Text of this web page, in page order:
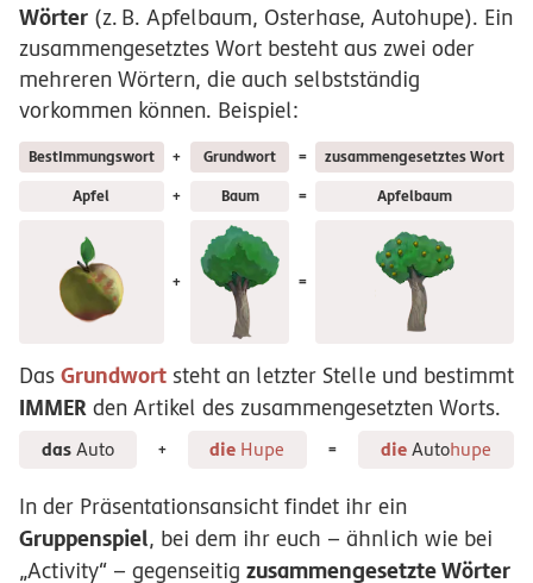
Wörter (z. B. Apfelbaum, Osterhase, Autohupe). Ein
zusammengesetztes Wort besteht aus zwei oder
mehreren Wörtern, die auch selbstständig
vorkommen können. Beispiel:
Bestimmungswort + Grundwort = zusammengesetztes Wort
Apfel + Baum = Apfelbaum
+ =
Das Grundwort steht an letzter Stelle und bestimmt
IMMER den Artikel des zusammengesetzten Worts.
dasAuto + die Hupe = die Autohupe
In der Präsentationsansicht findet ihr ein
Gruppenspiel, bei dem ihr euch – ähnlich wie bei
„Activity“ – gegenseitig zusammengesetzte Wörter